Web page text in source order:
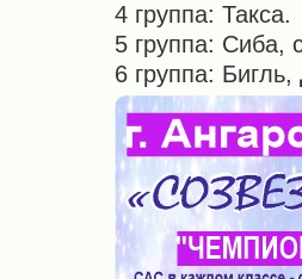
4 группа: Такса.
5 группа: Сиба,
6 группа: Бигль,